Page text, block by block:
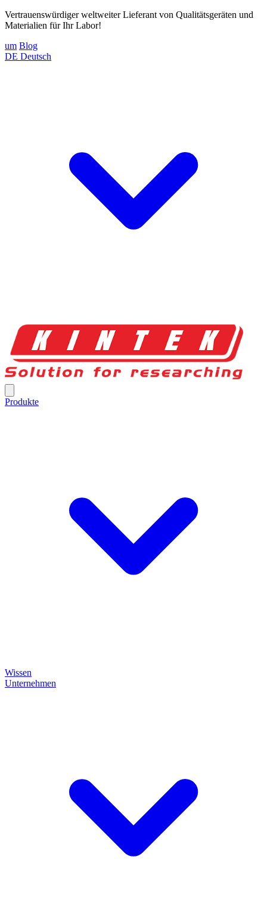
Vertrauenswürdiger weltweiter Lieferant von Qualitätsgeräten und
Materialien für Ihr Labor!
um Blog
DE Deutsch
Produkte
Wissen
Unternehmen